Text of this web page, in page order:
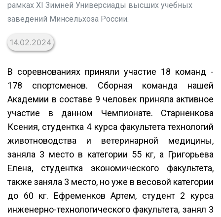
рамках XI Зимней Универсиады высших учебных
заведений Минсельхоза России.
14.02.2024
В соревнованиях приняли участие 18 команд -
178 спортсменов. Сборная команда нашей
Академии в составе 9 человек приняла активное
участие в данном Чемпионате. Старненкова
Ксения, студентка 4 курса факультета технологий
животноводства и ветеринарной медицины,
заняла 3 место в категории 55 кг, а Григорьева
Елена, студентка экономического факультета,
также заняла 3 место, но уже в весовой категории
до 60 кг. Ефременков Артем, студент 2 курса
инженерно-технологического факультета, занял 3